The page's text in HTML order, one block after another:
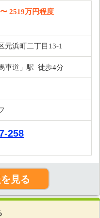
〜 2519万円程度
元浜町二丁目13-1
車道」駅 徒歩4分
258
見る